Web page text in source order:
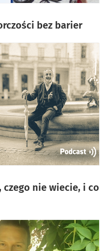
bez barier
czego nie wiecie, i co